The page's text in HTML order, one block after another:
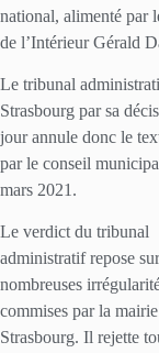
national, alimenté par
de l’Intérieur Gérald
Le tribunal
Strasbourg par sa
jour annule donc le
par le conseil
mars 2021.
Le verdict du tribunal
administratif repose
nombreuses
commises par la
Strasbourg. Il rejette